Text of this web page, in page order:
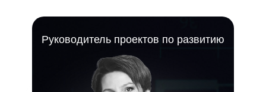
Руководитель проектов по развитию